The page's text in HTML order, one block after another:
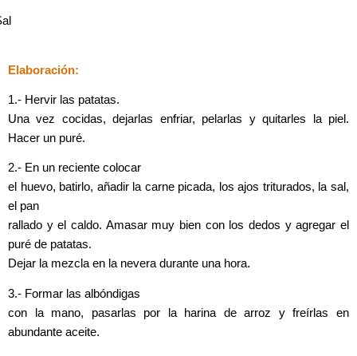
Elaboración:
1.- Hervir las patatas.
Una vez cocidas, dejarlas enfriar, pelarlas y quitarles la piel.
Hacer un puré.
2.- En un reciente colocar
el huevo, batirlo, añadir la carne picada, los ajos triturados, la sal,
el pan
rallado y el caldo. Amasar muy bien con los dedos y agregar el
puré de patatas.
Dejar la mezcla en la nevera durante una hora.
3.- Formar las albóndigas
con la mano, pasarlas por la harina de arroz y freírlas en
abundante aceite.